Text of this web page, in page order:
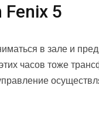
5
в зале и
часов тоже